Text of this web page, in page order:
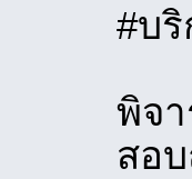
#บ
พิจ
สอ